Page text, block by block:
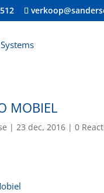
MOBIEL
| 23 dec, 2016| 0